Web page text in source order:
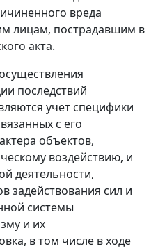
вреда
лицам, пострадавшим в
акта.
последствий
учет специфики
с его
объектов,
воздействию, и
деятельности,
задействования сил и
системы
и их
в том числе в ходе